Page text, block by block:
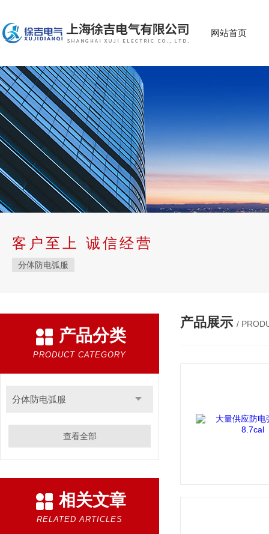
网站首页
客户至上 诚信经营
分体防电弧服
产品分类
PRODUCT CATEGORY
分体防电弧服
查看全部
相关文章
RELATED ARTICLES
产品展示 /